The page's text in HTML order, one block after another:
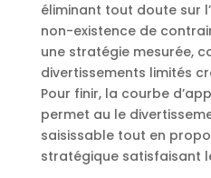
éliminant tout doute sur
non-existence de
une stratégie mesurée,
divertissements limités
Pour finir, la courbe
permet au le
saisissable tout en
stratégique satisfaisant